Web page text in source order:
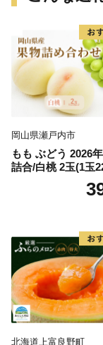
岡山県瀬戸内市
もも ぶどう 2026
詰合/白桃 2玉(1玉
上)・シャインマス
北海道上富良野町